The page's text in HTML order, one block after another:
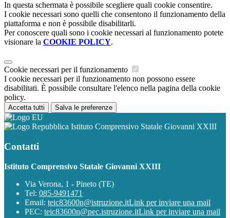
In questa schermata è possibile scegliere quali cookie consentire.
I cookie necessari sono quelli che consentono il funzionamento della
piattaforma e non è possibile disabilitarli.
Per conoscere quali sono i cookie necessari al funzionamento potete
visionare la COOKIE POLICY.
Cookie necessari per il funzionamento
I cookie necessari per il funzionamento non possono essere
disabilitati. È possibile consultare l'elenco nella pagina della cookie
policy.
Accetta tutti Salva le preferenze
Istituto Comprensivo Statale Giovanni XXIII
Contatti
Istituto Comprensivo Statale Giovanni XXIII
Via Verona, 1 - Pineto (TE)
Tel: 085-9491471
Email: teic83600n@istruzione.itLink per inviare una mail
PEC: teic83600n@pec.istruzione.itLink per inviare una mail